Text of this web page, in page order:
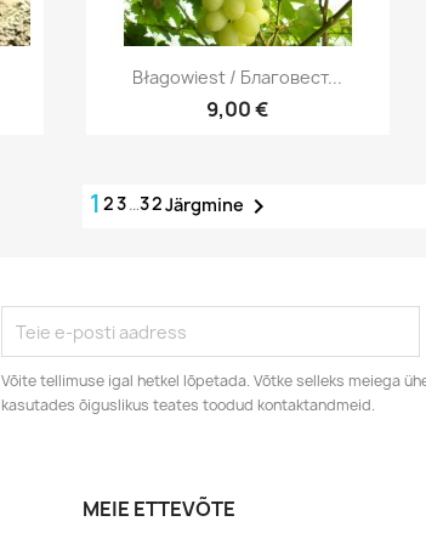
Kiirvaade
Błagowiest / Благовест...
9,00 €
1 23…32Järgmine 
Võite tellimuse igal hetkel lõpetada. Võtke selleks meiega
kasutades õiguslikus teates toodud kontaktandmeid.
MEIE ETTEVÕTE